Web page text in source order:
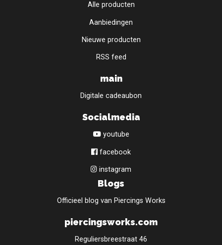
Alle producten
Aanbiedingen
Nieuwe producten
RSS feed
main
Digitale cadeaubon
Socialmedia
youtube
facebook
instagram
Blogs
Officieel blog van Piercings Works
piercingsworks.com
Reguliersbreestraat 46